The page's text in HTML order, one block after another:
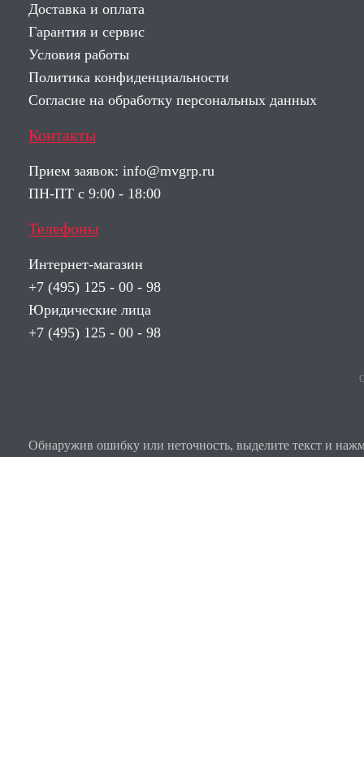
Доставка и оплата
Гарантия и сервис
Условия работы
Политика конфиденциальности
Согласие на обработку персональных данных
Контакты
Прием заявок: info@mvgrp.ru
ПН-ПТ с 9:00 - 18:00
Телефоны
Интернет-магазин
+7 (495) 125 - 00 - 98
Юридические лица
+7 (495) 125 - 00 - 98
Обнаружив ошибку или неточность, выделите текст и